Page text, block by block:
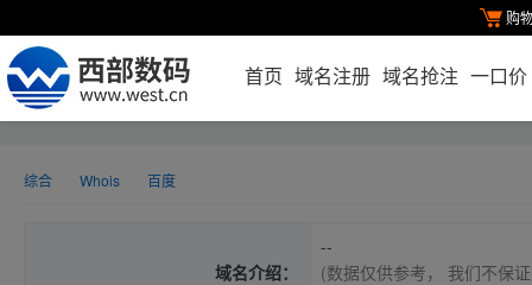
购
首页 域名注册 域名抢注 一口价
综合 Whois 百度
域名介绍：
--
(数据仅供参考， 我们不保